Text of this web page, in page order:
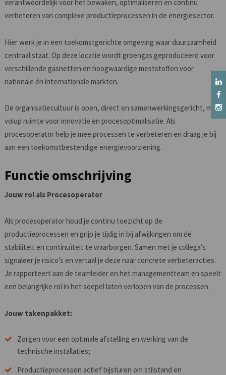
verantwoordelijk voor het bewaken, optimaliseren en continu
verbeteren van complexe productieprocessen in de energiesector.
Hier werk je in een toekomstgerichte omgeving waar duurzaamheid
centraal staat. Op deze locatie wordt groengas geproduceerd voor
verschillende gasnetten en hoogwaardige meststoffen voor
nationale én internationale markten.
De organisatiecultuur is open, direct en samenwerkingsgericht, met
volop ruimte voor innovatie en procesoptimalisatie. Als
procesoperator help je mee processen te verbeteren en draag je bij
aan een toekomstbestendige energievoorziening.
Functie omschrijving
Jouw rol als Procesoperator
Als procesoperator houd je continu toezicht op de
productieprocessen en grijp je tijdig in bij afwijkingen om de
stabiliteit en continuïteit te waarborgen. Samen met je collega’s
signaleer je risico’s en vertaal je deze naar concrete verbeteracties.
Je rapporteert aan de teamleider en het managementteam en speelt
een belangrijke rol in het soepel laten verlopen van de processen.
Jouw takenpakket:
Zorgen voor een optimale afstelling en werking van de
technische installaties;
Productieprocessen actief bijsturen om stilstand en